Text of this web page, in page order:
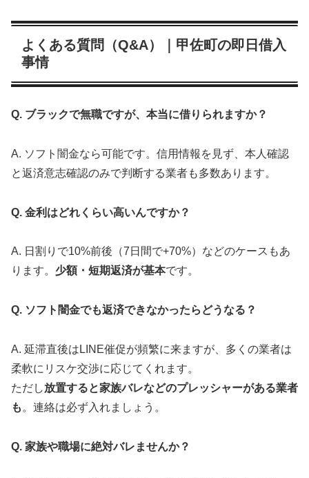
よくある質問（Q&A）｜甲佐町の即日借入
事情
Q. ブラックで無職ですが、本当に借りられますか？
A. ソフト闇金なら可能です。信用情報を見ず、本人確認
と返済意志確認のみで判断する業者も多数あります。
Q. 金利はどれくらい高いんですか？
A. 日割りで10%前後（7日間で+70%）などのケースもあ
ります。 少額・短期返済が基本です。
Q. ソフト闇金でも返済できなかったらどうなる？
A. 延滞直後はLINE催促が頻繁に来ますが、多くの業者は
柔軟にリスケ交渉に応じてくれます。
ただし放置すると家族バレなどのプレッシャーがある業者
も 。連絡は必ず入れましょう。
Q. 家族や職場に絶対バレませんか？